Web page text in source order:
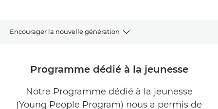
Encourager la nouvelle génération
Galerie
Programme dédié à la jeunesse
Notre Programme dédié à la jeunesse
(Young People Program) nous a permis de